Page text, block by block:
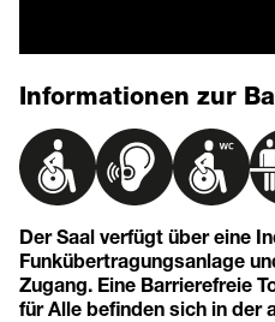
Informationen zur
Der Saal verfügt über eine
Funkübertragungsanlage
Zugang. Eine Barrierefreie
für Alle befinden sich in der